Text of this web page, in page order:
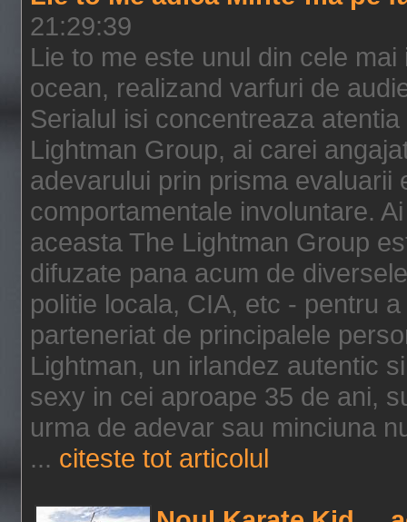
21:29:39
Lie to me este unul din cele
ocean, realizand varfuri de
Serialul isi concentreaza
Lightman Group, ai carei
adevarului prin prisma evaluarii
comportamentale involuntare.
aceasta The Lightman Group
difuzate pana acum de
politie locala, CIA, etc - pentru
parteneriat de principalele
Lightman, un irlandez autentic
sexy in cei aproape 35 de ani,
urma de adevar sau minciuna
... citeste tot articolul